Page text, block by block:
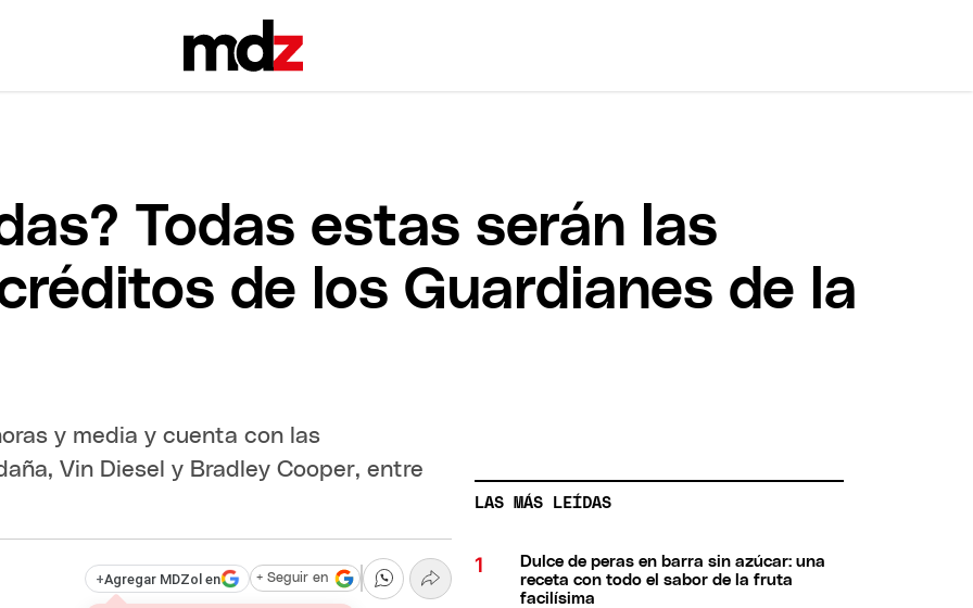
Todas estas serán las
de los Guardianes de la
y media y cuenta con las
Vin Diesel y Bradley Cooper, entre
+Agregar MDZol en + Seguir en
LAS MÁS LEÍDAS
Dulce de peras en barra sin azúcar: una
receta con todo el sabor de la fruta
facilísima